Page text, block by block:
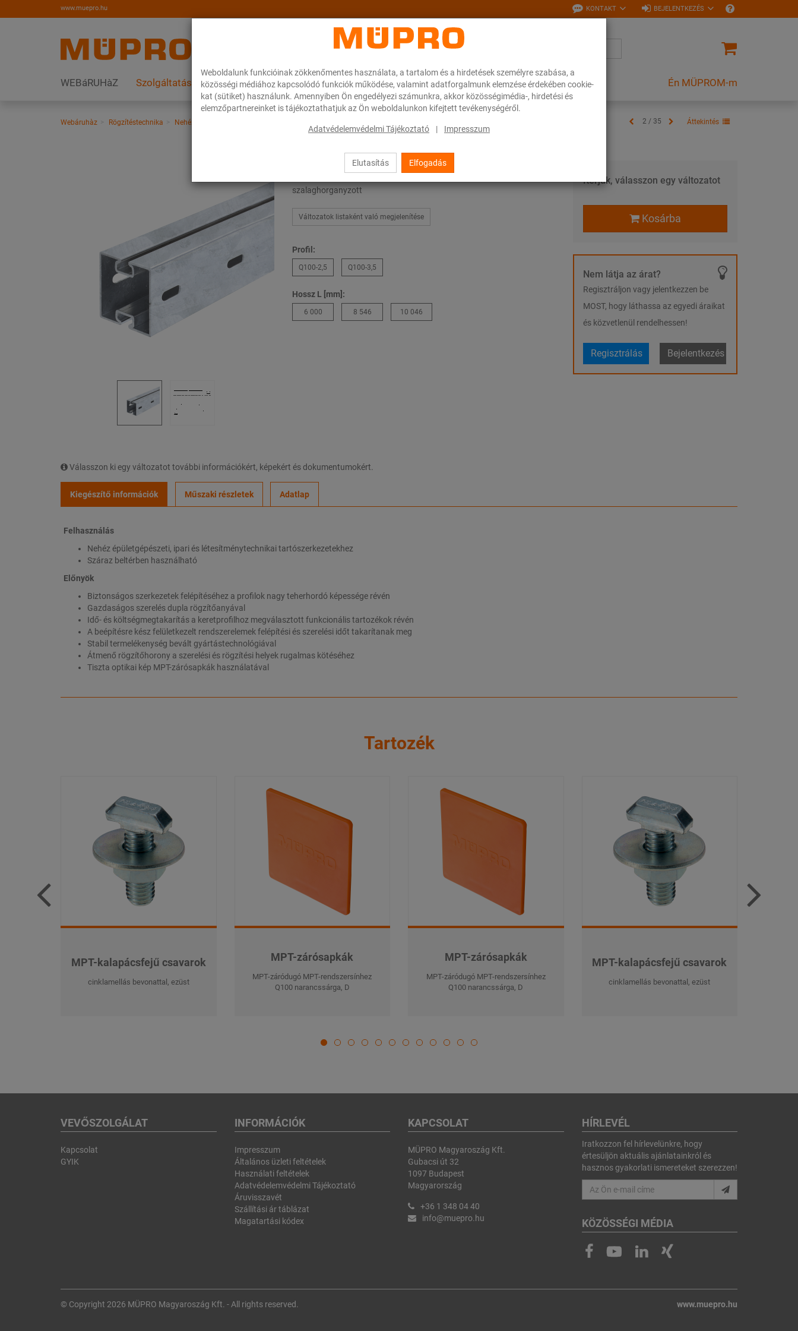
Weboldalunk funkcióinak zökkenőmentes használata, a tartalom és a hirdetések személyre szabása, a
közösségi médiához kapcsolódó funkciók működése, valamint adatforgalmunk elemzése érdekében cookie-
kat (sütiket) használunk. Amennyiben Ön engedélyezi számunkra, akkor közösségimédia-, hirdetési és
elemzőpartnereinket is tájékoztathatjuk az Ön weboldalunkon kifejtett tevékenységéről.
Adatvédelemvédelmi Tájékoztató | Impresszum
Elutasítás Elfogadás
www.muepro.hu KONTAKT BEJELENTKEZÉS
WEBáRUHàZ Szolgáltatások Megoldások A MÜPRO-ról Karrier Downloads Én MÜPROM-m
Webáruhàz Rögzítéstechnika Nehéz csőrögzítés 2 / 35 Áttekintés
MPT-tartóprofil Q100
szalaghorganyzott
Változatok listaként való megjelenítése
Profil:
Q100-2,5 Q100-3,5
Hossz L [mm]:
6 000 8 546 10 046
Kérjük, válasszon egy változatot
Kosárba
Nem látja az árat?
Regisztráljon vagy jelentkezzen be
MOST, hogy láthassa az egyedi áraikat
és közvetlenül rendelhessen!
Regisztrálás Bejelentkezés
Válasszon ki egy változatot további információkért, képekért és dokumentumokért.
Kiegészítő információk Műszaki részletek Adatlap
Felhasználás
Nehéz épületgépészeti, ipari és létesítménytechnikai tartószerkezetekhez
Száraz beltérben használható
Előnyök
Biztonságos szerkezetek felépítéséhez a profilok nagy teherhordó képessége révén
Gazdaságos szerelés dupla rögzítőanyával
Idő- és költségmegtakarítás a keretprofilhoz megválasztott funkcionális tartozékok révén
A beépítésre kész felületkezelt rendszerelemek felépítési és szerelési időt takarítanak meg
Stabil termelékenység bevált gyártástechnológiával
Átmenő rögzítőhorony a szerelési és rögzítési helyek rugalmas kötéséhez
Tiszta optikai kép MPT-zárósapkák használatával
Tartozék
MPT-kalapácsfejű csavarok
cinklamellás bevonattal, ezüst
MPT-zárósapkák
MPT-záródugó MPT-rendszersínhez
Q100 narancssárga, D
MPT-zárósapkák
MPT-záródugó MPT-rendszersínhez
Q100 narancssárga, D
MPT-kalapácsfejű csavarok
cinklamellás bevonattal, ezüst
VEVŐSZOLGÁLAT
Kapcsolat
GYIK
INFORMÁCIÓK
Impresszum
Általános üzleti feltételek
Használati feltételek
Adatvédelemvédelmi Tájékoztató
Áruvisszavét
Szállítási ár táblázat
Magatartási kódex
KAPCSOLAT
MÜPRO Magyaroszág Kft.
Gubacsi út 32
1097 Budapest
Magyarország
+36 1 348 04 40
info@muepro.hu
HÍRLEVÉL
Iratkozzon fel hírlevelünkre, hogy
értesüljön aktuális ajánlatainkról és
hasznos gyakorlati ismereteket szerezzen!
KÖZÖSSÉGI MÉDIA
© Copyright 2026 MÜPRO Magyaroszág Kft. - All rights reserved. www.muepro.hu